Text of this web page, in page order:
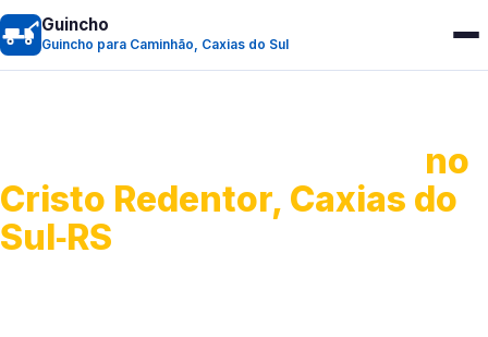
Guincho
Guincho para Caminhão, Caxias do Sul
no
Cristo Redentor, Caxias do
Sul‑RS